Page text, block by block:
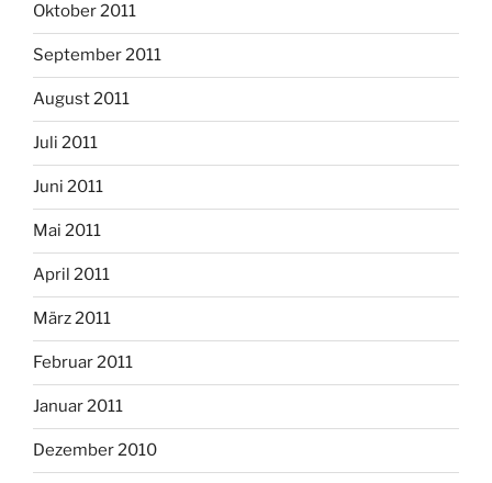
Oktober 2011
September 2011
August 2011
Juli 2011
Juni 2011
Mai 2011
April 2011
März 2011
Februar 2011
Januar 2011
Dezember 2010